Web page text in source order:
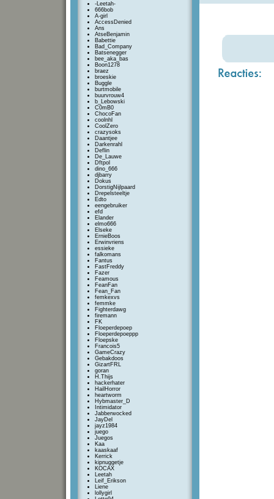
-Leetah-
666bob
A-girl
AccessDenied
Ans
AtseBenjamin
Babettie
Bad_Company
Batsenegger
bee_aka_bas
Boon1278
braez
broeskie
Buggle
burtmobile
buurvrouw4
b_Lebowski
C0mB0
ChocoFan
coolnhl
CoolZero
crazysoks
Daantjee
Darkenrahl
Deflin
De_Lauwe
Dftpol
dino_666
djbarry
Dokus
DorstigNijlpaard
Drepelsteeltje
Edto
eengebruiker
efd
Elander
elmo666
Elseke
ErnieBoos
Erwinvriens
essieke
falkomans
Fantus
FastFreddy
Fazer
Feamous
FeanFan
Fean_Fan
femkexvs
femmke
Fighterdawg
firemann
FK
Floeperdepoep
Floeperdepoeppp
Floepske
Francois5
GameCrazy
Gebakdoos
GizartFRL
goran
H.Thijs
hackerhater
HailHorror
heartworm
Hybmaster_D
Intimidator
Jabberwocked
JayDel
jayz1984
juego
Juegos
Kaa
kaaskaaf
Kerrick
kipnuggetje
KOCAX
Leetah
Leif_Erikson
Liene
lollygirl